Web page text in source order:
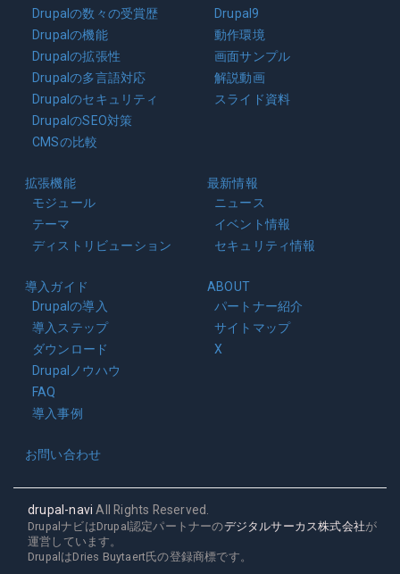
Drupalの数々の受賞歴
Drupalの機能
Drupalの拡張性
Drupalの多言語対応
Drupalのセキュリティ
DrupalのSEO対策
CMSの比較
Drupal9
動作環境
画面サンプル
解説動画
スライド資料
拡張機能
モジュール
テーマ
ディストリビューション
最新情報
ニュース
イベント情報
セキュリティ情報
導入ガイド
Drupalの導入
導入ステップ
ダウンロード
Drupalノウハウ
FAQ
導入事例
ABOUT
パートナー紹介
サイトマップ
X
お問い合わせ
drupal-navi All Rights Reserved.
DrupalナビはDrupal認定パートナーのデジタルサーカス株式会社が
運営しています。
DrupalはDries Buytaert氏の登録商標です。